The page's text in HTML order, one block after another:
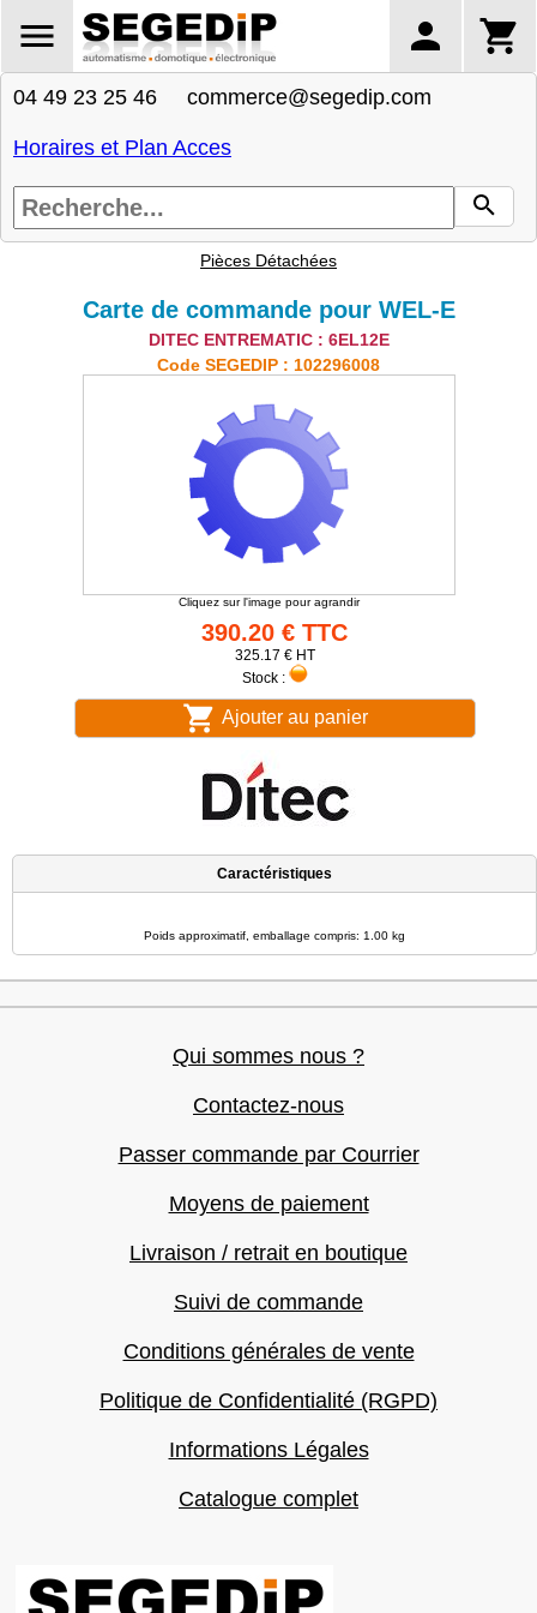
04 49 23 25 46 commerce@segedip.com
Horaires et Plan Acces
Pièces Détachées
Carte de commande pour WEL-E
DITEC ENTREMATIC : 6EL12E
Code SEGEDIP : 102296008
Cliquez sur l'image pour agrandir
390.20 € TTC
325.17 € HT
Stock :
Ajouter au panier
Caractéristiques
Poids approximatif, emballage compris: 1.00 kg
Qui sommes nous ?
Contactez-nous
Passer commande par Courrier
Moyens de paiement
Livraison / retrait en boutique
Suivi de commande
Conditions générales de vente
Politique de Confidentialité (RGPD)
Informations Légales
Catalogue complet